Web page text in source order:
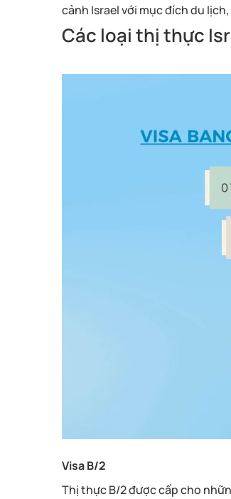
cảnh Israel với mục đích du
Các loại thị thực
Visa B/2
Thị thực B/2 được cấp cho